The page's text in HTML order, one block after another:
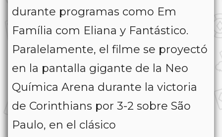
durante programas como Em
Família com Eliana y Fantástico.
Paralelamente, el filme se proyectó
en la pantalla gigante de la Neo
Química Arena durante la victoria
de Corinthians por 3-2 sobre São
Paulo, en el clásico